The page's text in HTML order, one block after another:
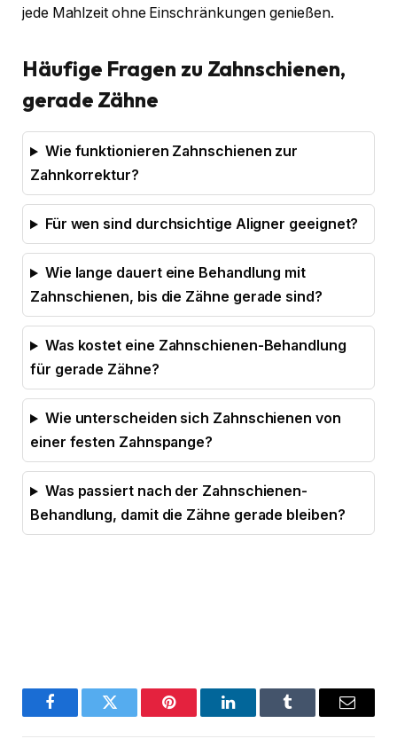
jede Mahlzeit ohne Einschränkungen genießen.
Häufige Fragen zu Zahnschienen,
gerade Zähne
Wie funktionieren Zahnschienen zur
Zahnkorrektur?
Für wen sind durchsichtige Aligner geeignet?
Wie lange dauert eine Behandlung mit
Zahnschienen, bis die Zähne gerade sind?
Was kostet eine Zahnschienen-Behandlung
für gerade Zähne?
Wie unterscheiden sich Zahnschienen von
einer festen Zahnspange?
Was passiert nach der Zahnschienen-
Behandlung, damit die Zähne gerade bleiben?
FacebookTwitter Pinterest LinkedInTumblr Email